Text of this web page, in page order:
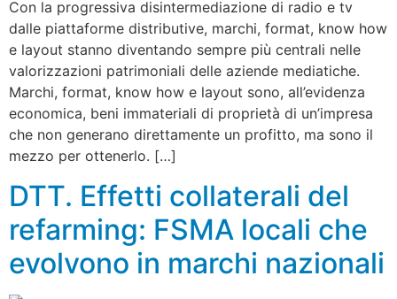
Con la progressiva disintermediazione di radio e tv
dalle piattaforme distributive, marchi, format, know how
e layout stanno diventando sempre più centrali nelle
valorizzazioni patrimoniali delle aziende mediatiche.
Marchi, format, know how e layout sono, all’evidenza
economica, beni immateriali di proprietà di un’impresa
che non generano direttamente un profitto, ma sono il
mezzo per ottenerlo. […]
DTT. Effetti collaterali del
refarming: FSMA locali che
evolvono in marchi nazionali